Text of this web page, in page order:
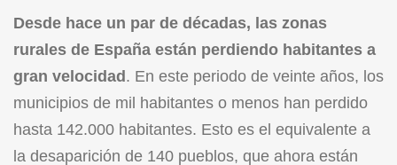
Desde hace un par de décadas, las zonas
rurales de España están perdiendo habitantes a
gran velocidad . En este periodo de veinte años, los
municipios de mil habitantes o menos han perdido
hasta 142.000 habitantes. Esto es el equivalente a
la desaparición de 140 pueblos, que ahora están